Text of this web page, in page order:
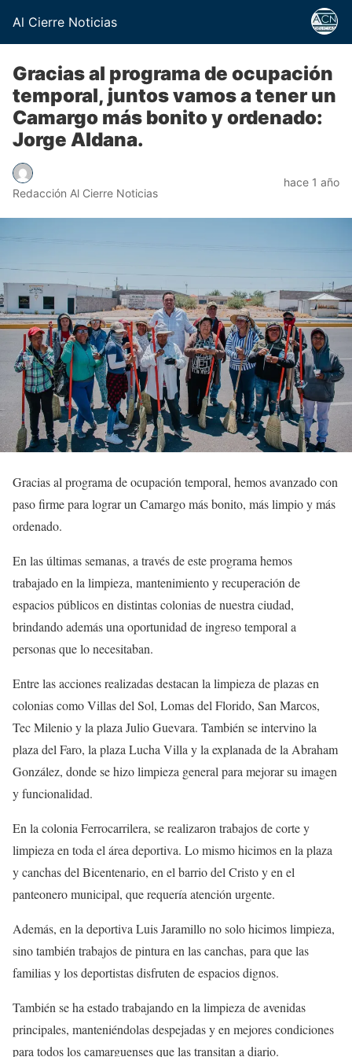
Al Cierre Noticias
Gracias al programa de ocupación
temporal, juntos vamos a tener un
Camargo más bonito y ordenado:
Jorge Aldana.
Redacción Al Cierre Noticias
hace 1 año
Gracias al programa de ocupación temporal, hemos avanzado con
paso firme para lograr un Camargo más bonito, más limpio y más
ordenado.
En las últimas semanas, a través de este programa hemos
trabajado en la limpieza, mantenimiento y recuperación de
espacios públicos en distintas colonias de nuestra ciudad,
brindando además una oportunidad de ingreso temporal a
personas que lo necesitaban.
Entre las acciones realizadas destacan la limpieza de plazas en
colonias como Villas del Sol, Lomas del Florido, San Marcos,
Tec Milenio y la plaza Julio Guevara. También se intervino la
plaza del Faro, la plaza Lucha Villa y la explanada de la Abraham
González, donde se hizo limpieza general para mejorar su imagen
y funcionalidad.
En la colonia Ferrocarrilera, se realizaron trabajos de corte y
limpieza en toda el área deportiva. Lo mismo hicimos en la plaza
y canchas del Bicentenario, en el barrio del Cristo y en el
panteonero municipal, que requería atención urgente.
Además, en la deportiva Luis Jaramillo no solo hicimos limpieza,
sino también trabajos de pintura en las canchas, para que las
familias y los deportistas disfruten de espacios dignos.
También se ha estado trabajando en la limpieza de avenidas
principales, manteniéndolas despejadas y en mejores condiciones
para todos los camarguenses que las transitan a diario.